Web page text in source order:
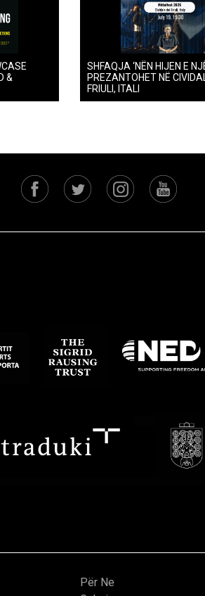
&
SHFAQJA ‘NËN HIJEN E
PREZANTOHET NË
FRIULI, ITALI
Për Ne